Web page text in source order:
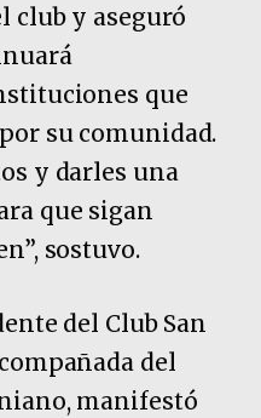
club y aseguró
que
su comunidad.
y darles una
que sigan
sostuvo.
del Club San
del
manifestó